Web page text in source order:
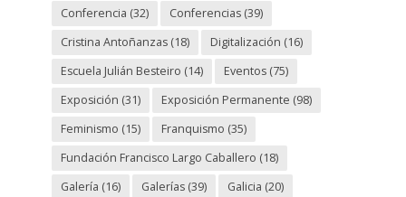
Conferencia (32) Conferencias(39)
Cristina Antoñanzas(18) Digitalización (16)
Escuela Julián Besteiro (14) Eventos(75)
Exposición (31) Exposición Permanente (98)
Feminismo (15) Franquismo (35)
Fundación Francisco Largo Caballero (18)
Galería (16) Galerías(39) Galicia (20)